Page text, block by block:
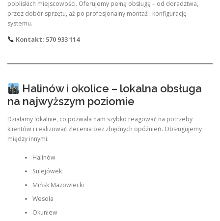
pobliskich miejscowości. Oferujemy pełną obsługę – od doradztwa,
przez dobór sprzętu, aż po profesjonalny montaż i konfigurację
systemu.
Kontakt: 570 933 114
Halinów i okolice – lokalna obsługa
na najwyższym poziomie
Działamy lokalnie, co pozwala nam szybko reagować na potrzeby
klientów i realizować zlecenia bez zbędnych opóźnień. Obsługujemy
między innymi:
Halinów
Sulejówek
Mińsk Mazowiecki
Wesoła
Okuniew